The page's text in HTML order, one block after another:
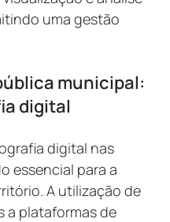
uma gestão
municipal:
digital
digital nas
essencial para a
A utilização de
a plataformas de